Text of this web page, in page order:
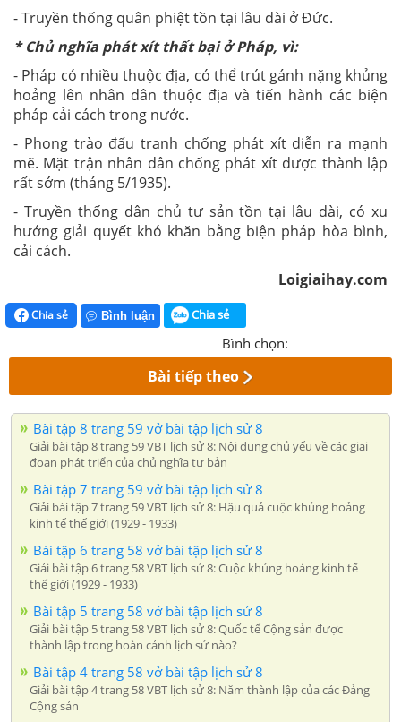
- Truyền thống quân phiệt tồn tại lâu dài ở Đức.
* Chủ nghĩa phát xít thất bại ở Pháp, vì:
- Pháp có nhiều thuộc địa, có thể trút gánh nặng khủng
hoảng lên nhân dân thuộc địa và tiến hành các biện
pháp cải cách trong nước.
- Phong trào đấu tranh chống phát xít diễn ra mạnh
mẽ. Mặt trận nhân dân chống phát xít được thành lập
rất sớm (tháng 5/1935).
- Truyền thống dân chủ tư sản tồn tại lâu dài, có xu
hướng giải quyết khó khăn bằng biện pháp hòa bình,
cải cách.
Loigiaihay.com
Chia sẻ Bình luận Chia sẻ
Bình chọn:
Bài tiếp theo
Bài tập 8 trang 59 vở bài tập lịch sử 8
Giải bài tập 8 trang 59 VBT lịch sử 8: Nội dung chủ yếu về các giai
đoạn phát triển của chủ nghĩa tư bản
Bài tập 7 trang 59 vở bài tập lịch sử 8
Giải bài tập 7 trang 59 VBT lịch sử 8: Hậu quả cuộc khủng hoảng
kinh tế thế giới (1929 - 1933)
Bài tập 6 trang 58 vở bài tập lịch sử 8
Giải bài tập 6 trang 58 VBT lịch sử 8: Cuộc khủng hoảng kinh tế
thế giới (1929 - 1933)
Bài tập 5 trang 58 vở bài tập lịch sử 8
Giải bài tập 5 trang 58 VBT lịch sử 8: Quốc tế Cộng sản được
thành lập trong hoàn cảnh lịch sử nào?
Bài tập 4 trang 58 vở bài tập lịch sử 8
Giải bài tập 4 trang 58 VBT lịch sử 8: Năm thành lập của các Đảng
Cộng sản